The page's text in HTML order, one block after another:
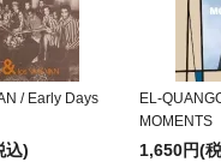
/ Early Days
込)
EL-
MOMENTS
1,650円(